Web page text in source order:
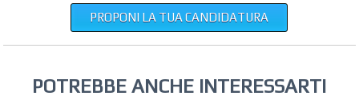
PROPONI LA TUA CANDIDATURA
POTREBBE ANCHE INTERESSARTI